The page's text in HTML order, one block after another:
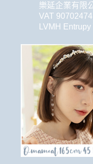
樂延企業有限
VAT 90702474
LVMH